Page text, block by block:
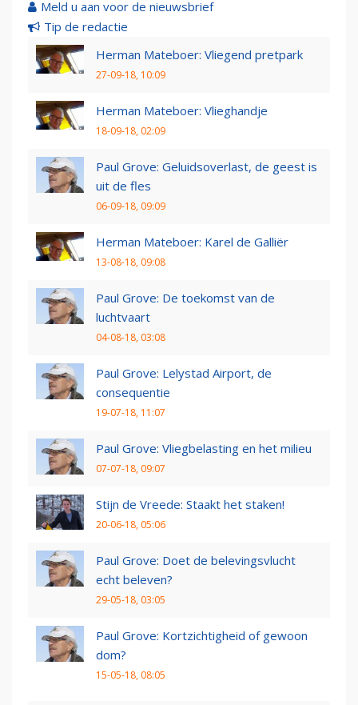
Meld u aan voor de nieuwsbrief
Tip de redactie
Herman Mateboer: Vliegend pretpark
27-09-18, 10:09
Herman Mateboer: Vlieghandje
18-09-18, 02:09
Paul Grove: Geluidsoverlast, de geest is
uit de fles
06-09-18, 09:09
Herman Mateboer: Karel de Galliër
13-08-18, 09:08
Paul Grove: De toekomst van de
luchtvaart
04-08-18, 03:08
Paul Grove: Lelystad Airport, de
consequentie
19-07-18, 11:07
Paul Grove: Vliegbelasting en het milieu
07-07-18, 09:07
Stijn de Vreede: Staakt het staken!
20-06-18, 05:06
Paul Grove: Doet de belevingsvlucht
echt beleven?
29-05-18, 03:05
Paul Grove: Kortzichtigheid of gewoon
dom?
15-05-18, 08:05